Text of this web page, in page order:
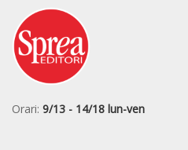
Orari: 9/13 - 14/18 lun-ven